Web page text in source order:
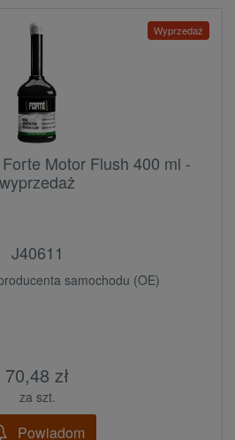
Wyprzedaż
Motor Flush 400 ml -
wyprzedaż
J40611
samochodu (OE)
70,48 zł
za szt.
Powiadom